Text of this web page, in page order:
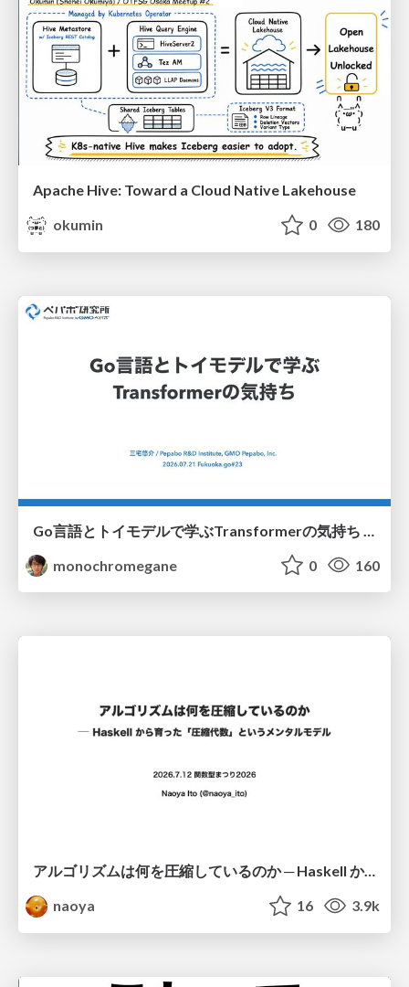
Apache Hive: Toward a Cloud Native Lakehouse
okumin
0 180
monochromegane
0 160
アルゴリズムは何を圧縮しているのか ─ Haskell から育った「圧縮代数」というメンタルモデル
naoya
16 3.9k